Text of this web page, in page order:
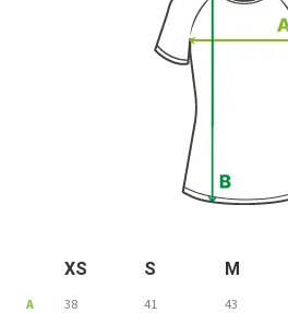
XS S M
A 38 41 43